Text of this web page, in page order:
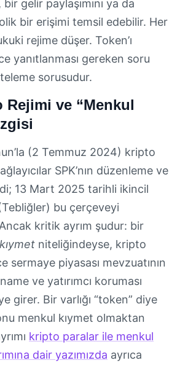
bir gelir paylaşımını ya da
bir erişimi temsil edebilir. Her
rejime düşer. Token’ı
yanıtlanması gereken soru
sorusudur.
Rejimi ve “Menkul
(2 Temmuz 2024) kripto
SPK’nın düzenleme ve
13 Mart 2025 tarihli ikincil
bu çerçeveyi
kritik ayrım şudur: bir
niteliğindeyse, kripto
sermaye piyasası mevzuatının
ve yatırımcı koruması
girer. Bir varlığı “token” diye
menkul kıymet olmaktan
kripto paralar ile menkul
dair yazımızda ayrıca